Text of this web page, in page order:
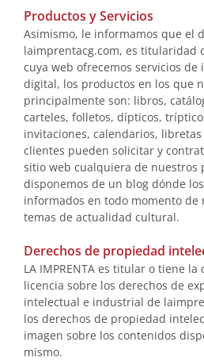
Productos y Servicios
Asimismo, le informamos que el
laimprentacg.com, es titularidad
cuya web ofrecemos servicios de
digital, los productos en los que
principalmente son: libros,
carteles, folletos, dípticos,
invitaciones, calendarios,
clientes pueden solicitar y
sitio web cualquiera de nuestros
disponemos de un blog dónde
informados en todo momento de
temas de actualidad cultural.
Derechos de propiedad
LA IMPRENTA es titular o tiene
licencia sobre los derechos de
intelectual e industrial de
los derechos de propiedad
imagen sobre los contenidos
mismo.